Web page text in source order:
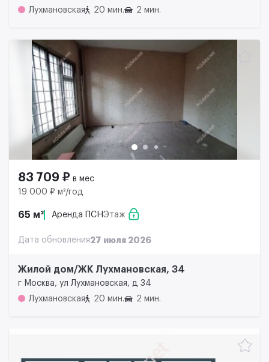
Лухмановская
20 мин. 2 мин.
83 709 ₽ в мес
19 000 ₽ м²/год
65 м² Аренда ПСНЭтаж
Дата обновления27 июля 2026
Жилой дом/ЖК Лухмановская, 34
г Москва, ул Лухмановская, д 34
Лухмановская
20 мин. 2 мин.